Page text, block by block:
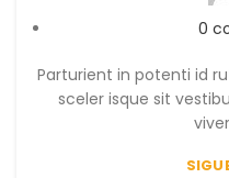
0
Parturient in potenti id
sceler isque sit